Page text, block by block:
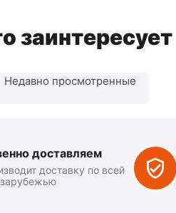
заинтересует
Недавно просмотренные
доставляем
доставку по всей